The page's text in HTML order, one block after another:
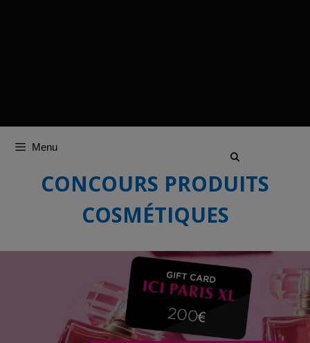
Menu
CONCOURS PRODUITS
COSMÉTIQUES